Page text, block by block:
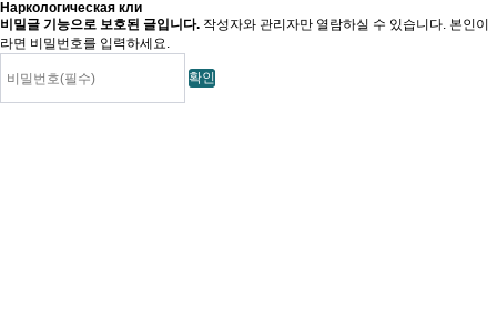
Наркологическая кли
비밀글 기능으로 보호된 글입니다. 작성자와 관리자만 열람하실 수 있습니다. 본인이
라면 비밀번호를 입력하세요.